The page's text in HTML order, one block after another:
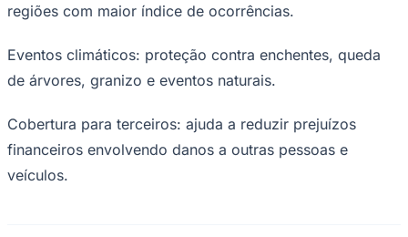
regiões com maior índice de ocorrências.
Eventos climáticos: proteção contra enchentes, queda
de árvores, granizo e eventos naturais.
Cobertura para terceiros: ajuda a reduzir prejuízos
financeiros envolvendo danos a outras pessoas e
veículos.